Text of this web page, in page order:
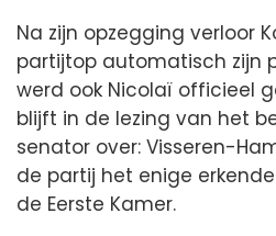
Na zijn opzegging verloor
partijtop automatisch zijn
werd ook Nicolaï officieel
blijft in de lezing van het
senator over: Visseren-
de partij het enige
de Eerste Kamer.